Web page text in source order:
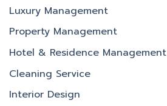
Luxury Management
Property Management
Hotel & Residence Management
Cleaning Service
Interior Design